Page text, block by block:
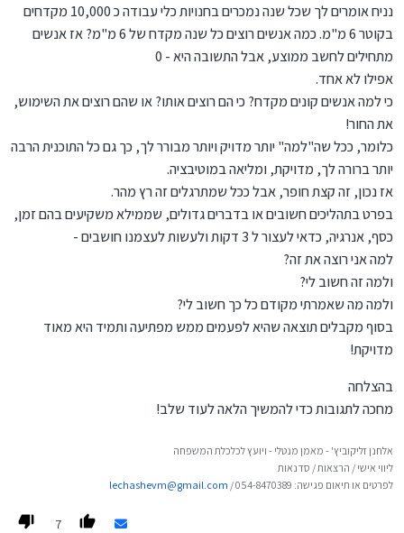
נניח אומרים לך שכל שנה נמכרים בחנויות כלי עבודה כ 10,000 מקדחים
בקוטר 6 מ"מ. כמה אנשים רוצים כל שנה מקדח של 6 מ"מ? אז אנשים
מתחילים לחשב ממוצע, אבל התשובה היא - 0
אפילו לא אחד.
כי למה אנשים קונים מקדח? כי הם רוצים אותו? או שהם רוצים את השימוש,
את החור!
כלומר, ככל שה"למה" יותר מדויק ויותר מבורר לך, כך גם כל התוכנית הרבה
יותר ברורה לך, מדויקת, ומליאה במוטיבציה.
אז נכון, זה קצת חופר, אבל ככל שמתרגלים זה רץ מהר.
בפרט בתהליכים חשובים או בדברים גדולים, שממילא משקיעים בהם זמן,
כסף, אנרגיה, כדאי לעצור ל 3 דקות ולעשות לעצמנו חושבים -
למה אני רוצה את זה?
ולמה זה חשוב לי?
ולמה מה שאמרתי מקודם כל כך חשוב לי?
בסוף מקבלים תוצאה שהיא לפעמים ממש מפתיעה ותמיד היא מאוד
מדויקת!
בהצלחה
מחכה לתגובות כדי להמשיך הלאה לעוד שלב!
אלחנן זליקוביץ' - מאמן מנטלי - ויועץ לכלכלת המשפחה
ליווי אישי / הרצאות / סדנאות
לפרטים או תיאום פגישה: 054-8470389 /
lechashevm@gmail.com
7